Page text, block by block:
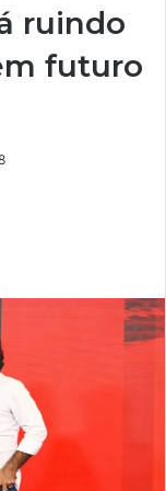
ruindo
futuro